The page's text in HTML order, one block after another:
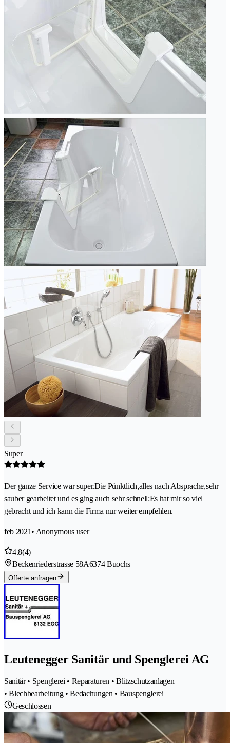
Super
Der ganze Service war super.Die Pünktlich,alles nach Absprache,sehr
sauber gearbeitet und es ging auch sehr schnell:Es hat mir so viel
gebracht und ich kann die Firma nur weiter empfehlen.
feb 2021• Anonymous user
4.8(4)
Beckenriederstrasse 58A6374 Buochs
Offerte anfragen
Leutenegger Sanitär und Spenglerei AG
Sanitär • Spenglerei • Reparaturen • Blitzschutzanlagen
• Blechbearbeitung • Bedachungen • Bauspenglerei
Geschlossen